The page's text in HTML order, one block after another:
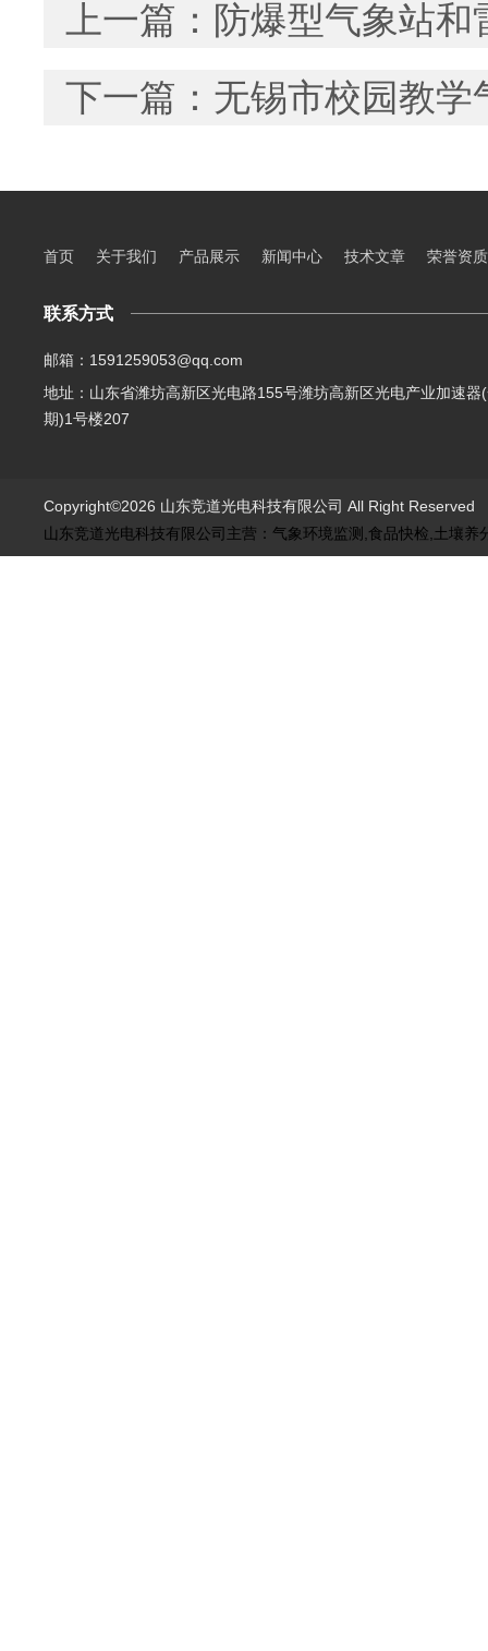
上一篇： 防爆型气象站
下一篇： 无锡市校园教学
首页 关于我们 产品展示 新闻中心 技术文章 荣誉资质
联系方式
邮箱：1591259053@qq.com
地址：山东省潍坊高新区光电路155号潍坊高新区光电产业加速器
期)1号楼207
Copyright©2026 山东竞道光电科技有限公司 All Right
山东竞道光电科技有限公司主营：气象环境监测,食品快检,土壤养